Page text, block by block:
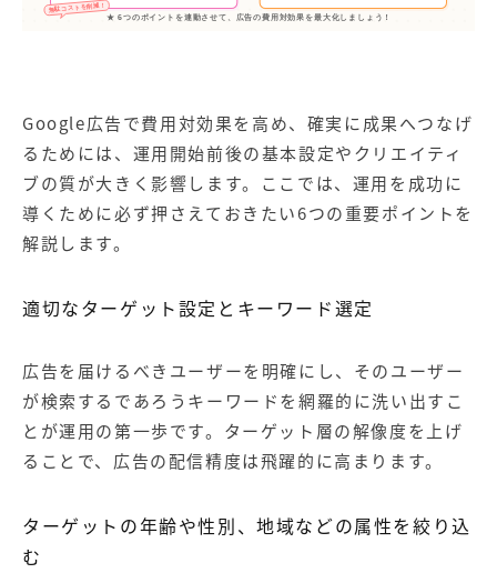
無駄コストを削減！
★ 6つのポイントを連動させて、広告の費用対効果を最大化しましょう！
Google広告で費用対効果を高め、確実に成果へつなげ
るためには、運用開始前後の基本設定やクリエイティ
ブの質が大きく影響します。ここでは、運用を成功に
導くために必ず押さえておきたい6つの重要ポイントを
解説します。
適切なターゲット設定とキーワード選定
広告を届けるべきユーザーを明確にし、そのユーザー
が検索するであろうキーワードを網羅的に洗い出すこ
とが運用の第一歩です。ターゲット層の解像度を上げ
ることで、広告の配信精度は飛躍的に高まります。
ターゲットの年齢や性別、地域などの属性を絞り込
む